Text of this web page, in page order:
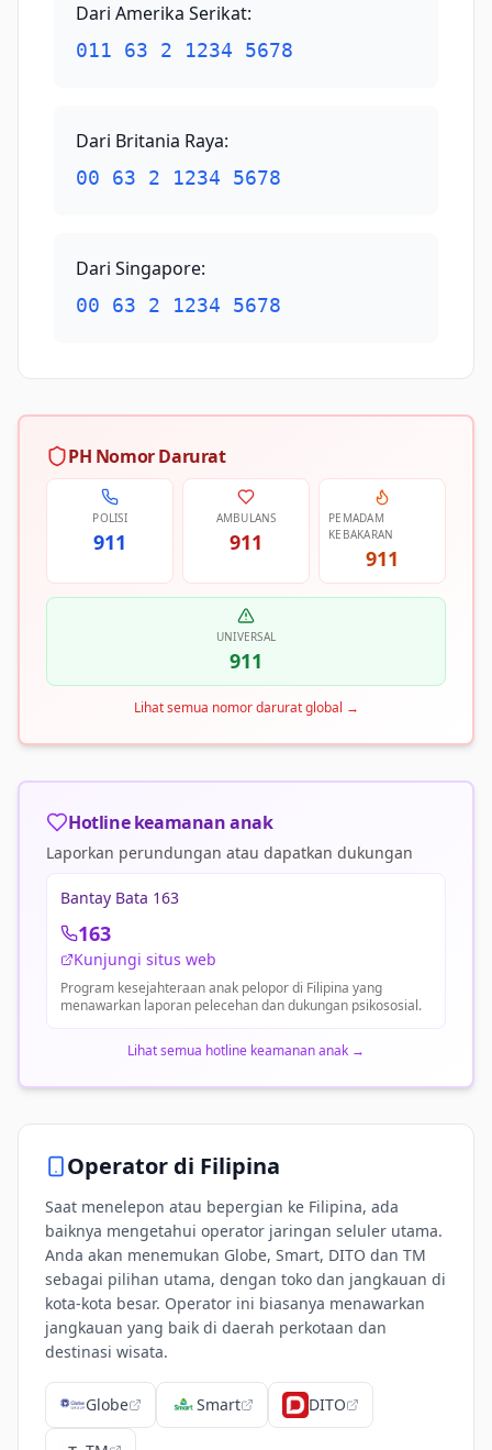
Dari Amerika Serikat:
011 63 2 1234 5678
Dari Britania Raya:
00 63 2 1234 5678
Dari Singapore:
00 63 2 1234 5678
PH Nomor Darurat
POLISI
911
AMBULANS
911
PEMADAM
KEBAKARAN
911
UNIVERSAL
911
Lihat semua nomor darurat global →
Hotline keamanan anak
Laporkan perundungan atau dapatkan dukungan
Bantay Bata 163
163
Kunjungi situs web
Program kesejahteraan anak pelopor di Filipina yang
menawarkan laporan pelecehan dan dukungan psikososial.
Lihat semua hotline keamanan anak →
Operator di Filipina
Saat menelepon atau bepergian ke Filipina, ada
baiknya mengetahui operator jaringan seluler utama.
Anda akan menemukan Globe, Smart, DITO dan TM
sebagai pilihan utama, dengan toko dan jangkauan di
kota-kota besar. Operator ini biasanya menawarkan
jangkauan yang baik di daerah perkotaan dan
destinasi wisata.
Globe Smart DITO